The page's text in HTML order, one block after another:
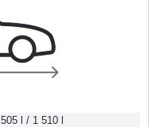
505 l / 1 510 l